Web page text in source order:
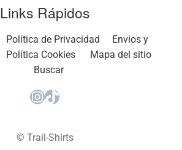
Links Rápidos
Política de Privacidad
Envios y
Política Cookies
Mapa del sitio
Buscar
Instagram
TikTok
© Trail-Shirts